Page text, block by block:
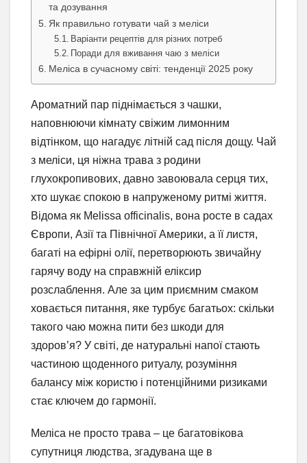
та дозування
Як правильно готувати чай з меліси
Варіанти рецептів для різних потреб
Поради для вживання чаю з меліси
Меліса в сучасному світі: тенденції 2025 року
Ароматний пар піднімається з чашки,
наповнюючи кімнату свіжим лимонним
відтінком, що нагадує літній сад після дощу. Чай
з меліси, ця ніжна трава з родини
глухокропивових, давно завоювала серця тих,
хто шукає спокою в напруженому ритмі життя.
Відома як Melissa officinalis, вона росте в садах
Європи, Азії та Північної Америки, а її листя,
багаті на ефірні олії, перетворюють звичайну
гарячу воду на справжній еліксир
розслаблення. Але за цим приємним смаком
ховається питання, яке турбує багатьох: скільки
такого чаю можна пити без шкоди для
здоров’я? У світі, де натуральні напої стають
частиною щоденного ритуалу, розуміння
балансу між користю і потенційними ризиками
стає ключем до гармонії.
Меліса не просто трава – це багатовікова
супутниця людства, згадувана ще в